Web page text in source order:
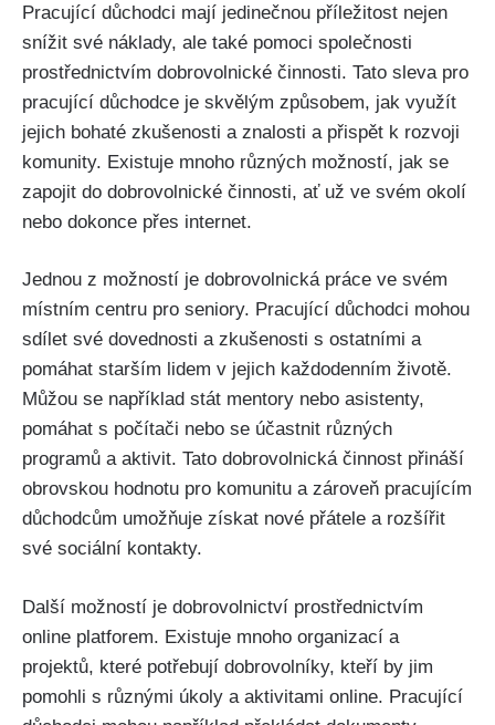
Pracující důchodci mají jedinečnou příležitost nejen
snížit své náklady, ale také pomoci společnosti
prostřednictvím dobrovolnické činnosti. Tato sleva pro
pracující důchodce je skvělým způsobem, jak využít
jejich bohaté zkušenosti a znalosti a přispět k rozvoji
komunity. Existuje mnoho různých možností, jak se
zapojit do dobrovolnické činnosti, ať už ve svém okolí
nebo dokonce přes internet.
Jednou z možností je dobrovolnická práce ve svém
místním centru pro seniory. Pracující důchodci mohou
sdílet své dovednosti a zkušenosti s ostatními a
pomáhat starším lidem v jejich každodenním životě.
Můžou se například stát mentory nebo asistenty,
pomáhat s počítači nebo se účastnit různých
programů a aktivit. Tato dobrovolnická činnost přináší
obrovskou hodnotu pro komunitu a zároveň pracujícím
důchodcům umožňuje získat nové přátele a rozšířit
své sociální kontakty.
Další možností je dobrovolnictví prostřednictvím
online platforem. Existuje mnoho organizací a
projektů, které potřebují dobrovolníky, kteří by jim
pomohli s různými úkoly a aktivitami online. Pracující